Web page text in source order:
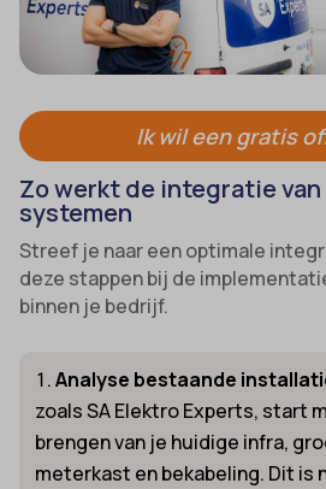
Ik wil een gratis
Zo werkt de integratie
systemen
Streef je naar een optimale
deze stappen bij de
binnen je bedrijf.
Analyse bestaande
zoals SA Elektro Experts, start
brengen van je huidige infra,
meterkast en bekabeling. Dit is